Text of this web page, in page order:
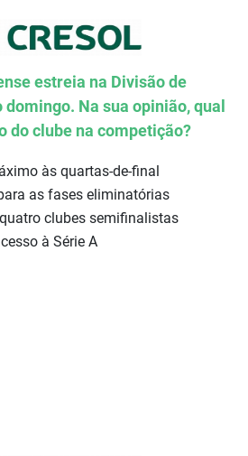
estreia na Divisão de
Na sua opinião, qual
do clube na competição?
às quartas-de-final
as fases eliminatórias
clubes semifinalistas
à Série A